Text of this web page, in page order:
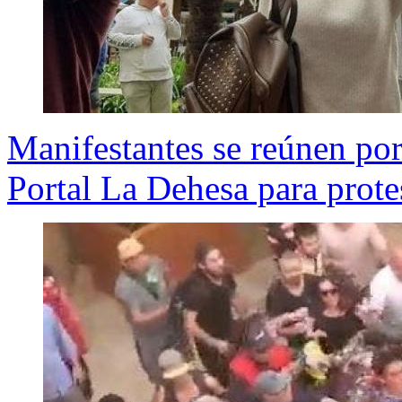
Manifestantes se reúnen
Portal La Dehesa para